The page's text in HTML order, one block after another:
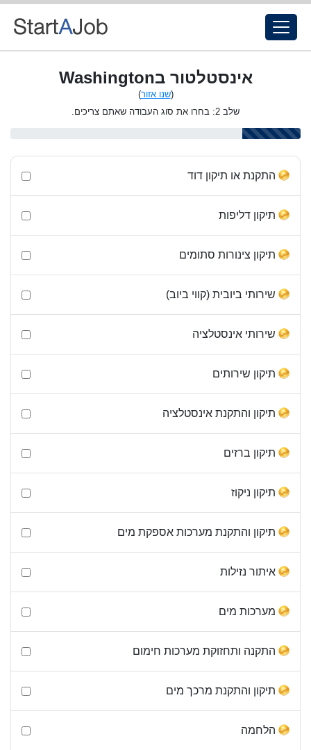
אינסטלטור בWashington
(שנו אזור)
שלב 2: בחרו את סוג העבודה שאתם צריכים.
התקנת או תיקון דוד
תיקון דליפות
תיקון צינורות סתומים
שירותי ביובית (קווי ביוב)
שירותי אינסטלציה
תיקון שירותים
תיקון והתקנת אינסטלציה
תיקון ברזים
תיקון ניקוז
תיקון והתקנת מערכות אספקת מים
איתור נזילות
מערכות מים
התקנה ותחזוקת מערכות חימום
תיקון והתקנת מרכך מים
הלחמה